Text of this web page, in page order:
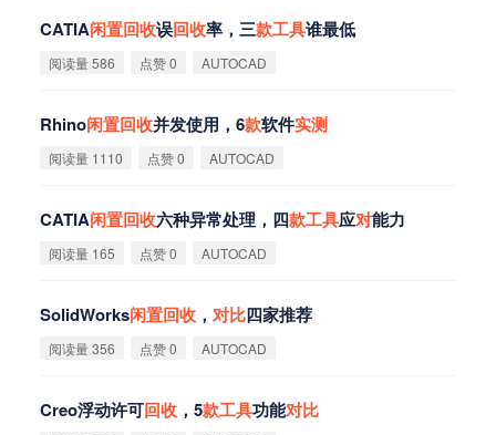
CATIA闲置回收误回收率，三款工具谁最低
阅读量 586 点赞 0 AUTOCAD
Rhino闲置回收并发使用，6款软件实测
阅读量 1110 点赞 0 AUTOCAD
CATIA闲置回收六种异常处理，四款工具应对能力
阅读量 165 点赞 0 AUTOCAD
SolidWorks闲置回收 ， 对比四家推荐
阅读量 356 点赞 0 AUTOCAD
Creo浮动许可回收 ，5款工具功能对比